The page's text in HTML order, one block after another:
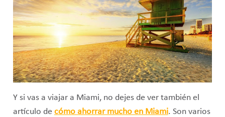
Y si vas a viajar a Miami, no dejes de ver también el
artículo de cómo ahorrar mucho en Miami. Son varios